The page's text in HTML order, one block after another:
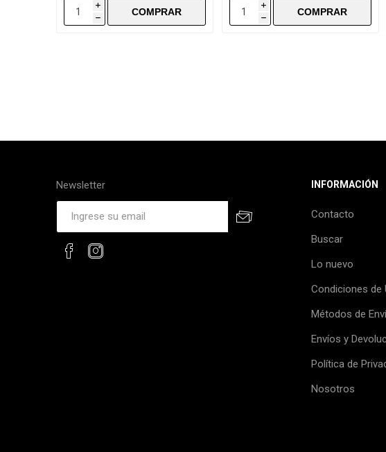
i
h
i
h
Newsletter INFORMACIÓN
Contacto
Buscar
Lo nuevo
Condiciones de
Métodos de
Envíos y
Política de
Nosotros